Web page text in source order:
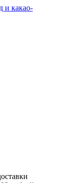
и какао-